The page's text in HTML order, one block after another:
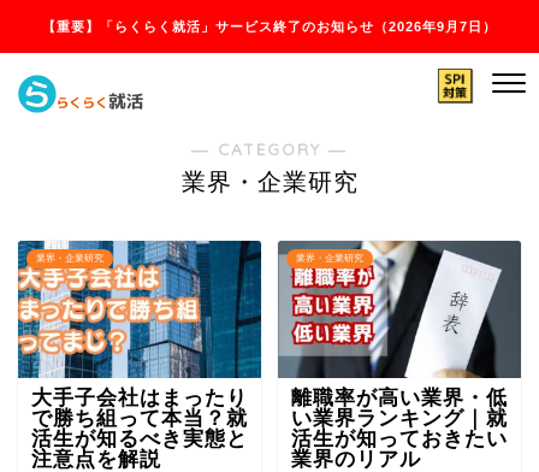
【重要】「らくらく就活」サービス終了のお知らせ（2026年9月7日）
― CATEGORY ―
業界・企業研究
業界・企業研究
大手子会社はまったり
で勝ち組って本当？就
活生が知るべき実態と
注意点を解説
業界・企業研究
離職率が高い業界・低
い業界ランキング｜就
活生が知っておきたい
業界のリアル